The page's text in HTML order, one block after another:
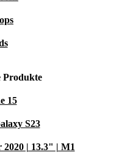
Produkte
15
S23
| 13.3" | M1